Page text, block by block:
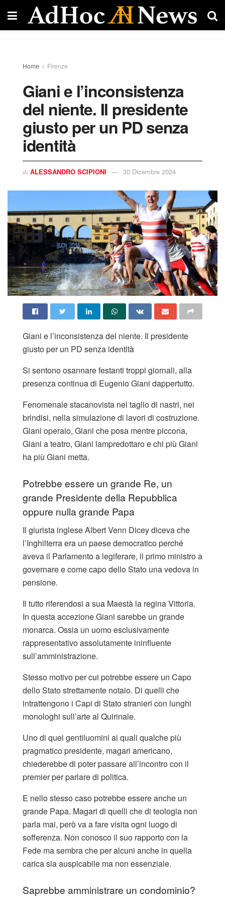
Home Firenze
Giani e l’inconsistenza
del niente. Il presidente
giusto per un PD senza
identità
di ALESSANDRO SCIPIONI 30 Dicembre 2024
Giani e l’inconsistenza del niente. Il presidente
giusto per un PD senza identità
Si sentono osannare festanti troppi giornali, alla
presenza continua di Eugenio Giani dappertutto.
Fenomenale stacanovista nel taglio di nastri, nei
brindisi, nella simulazione di lavori di costruzione.
Giani operaio, Giani che posa mentre piccona,
Giani a teatro, Giani lampredottaro e chi più Giani
ha più Giani metta.
Potrebbe essere un grande Re, un
grande Presidente della Repubblica
oppure nulla grande Papa
Il giurista inglese Albert Venn Dicey diceva che
l’Inghilterra era un paese democratico perché
aveva il Parlamento a legiferare, il primo ministro a
governare e come capo dello Stato una vedova in
pensione.
Il tutto riferendosi a sua Maestà la regina Vittoria.
In questa accezione Giani sarebbe un grande
monarca. Ossia un uomo esclusivamente
rappresentativo assolutamente ininfluente
sull’amministrazione.
Stesso motivo per cui potrebbe essere un Capo
dello Stato strettamente notaio. Di quelli che
intrattengono i Capi di Stato stranieri con lunghi
monologhi sull’arte al Quirinale.
Uno di quei gentiluomini ai quali qualche più
pragmatico presidente, magari americano,
chiederebbe di poter passare all’incontro con il
premier per parlare di politica.
E nello stesso caso potrebbe essere anche un
grande Papa. Magari di quelli che di teologia non
parla mai, però va a fare visita ogni luogo di
sofferenza. Non conosco il suo rapporto con la
Fede ma sembra che per alcuni anche in quella
carica sia auspicabile ma non essenziale.
Saprebbe amministrare un condominio?